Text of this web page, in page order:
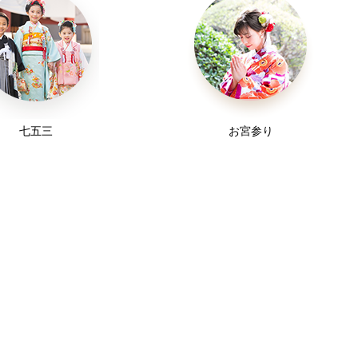
七五三 お宮参り